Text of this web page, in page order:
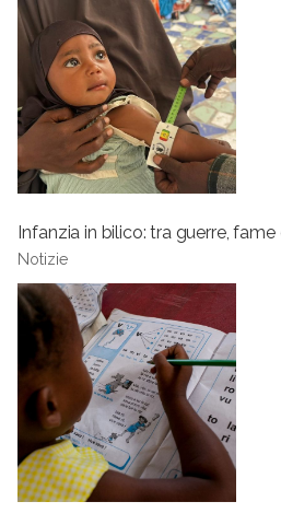
Infanzia in bilico: tra guerre,
Notizie